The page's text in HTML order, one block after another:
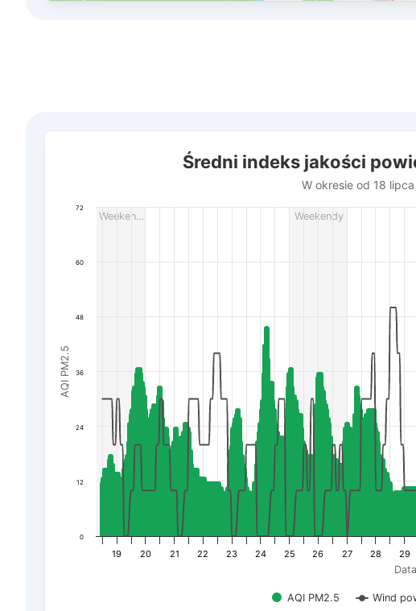
Combination chart with 3 data series.
The chart has 3 Y axes displaying AQI PM2.5, Wind power (m/s),
Weekendy
Weeken…
Data
AQI PM2.5
Średni indeks jakości
W okresie od 18
AQI PM2.5 Wind
19 20 21 22 23 24 25 26 27 28 29
0
12
24
36
48
60
72